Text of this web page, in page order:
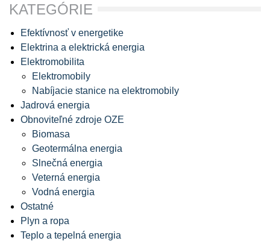
KATEGÓRIE
Efektívnosť v energetike
Elektrina a elektrická energia
Elektromobilita
Elektromobily
Nabíjacie stanice na elektromobily
Jadrová energia
Obnoviteľné zdroje OZE
Biomasa
Geotermálna energia
Slnečná energia
Veterná energia
Vodná energia
Ostatné
Plyn a ropa
Teplo a tepelná energia